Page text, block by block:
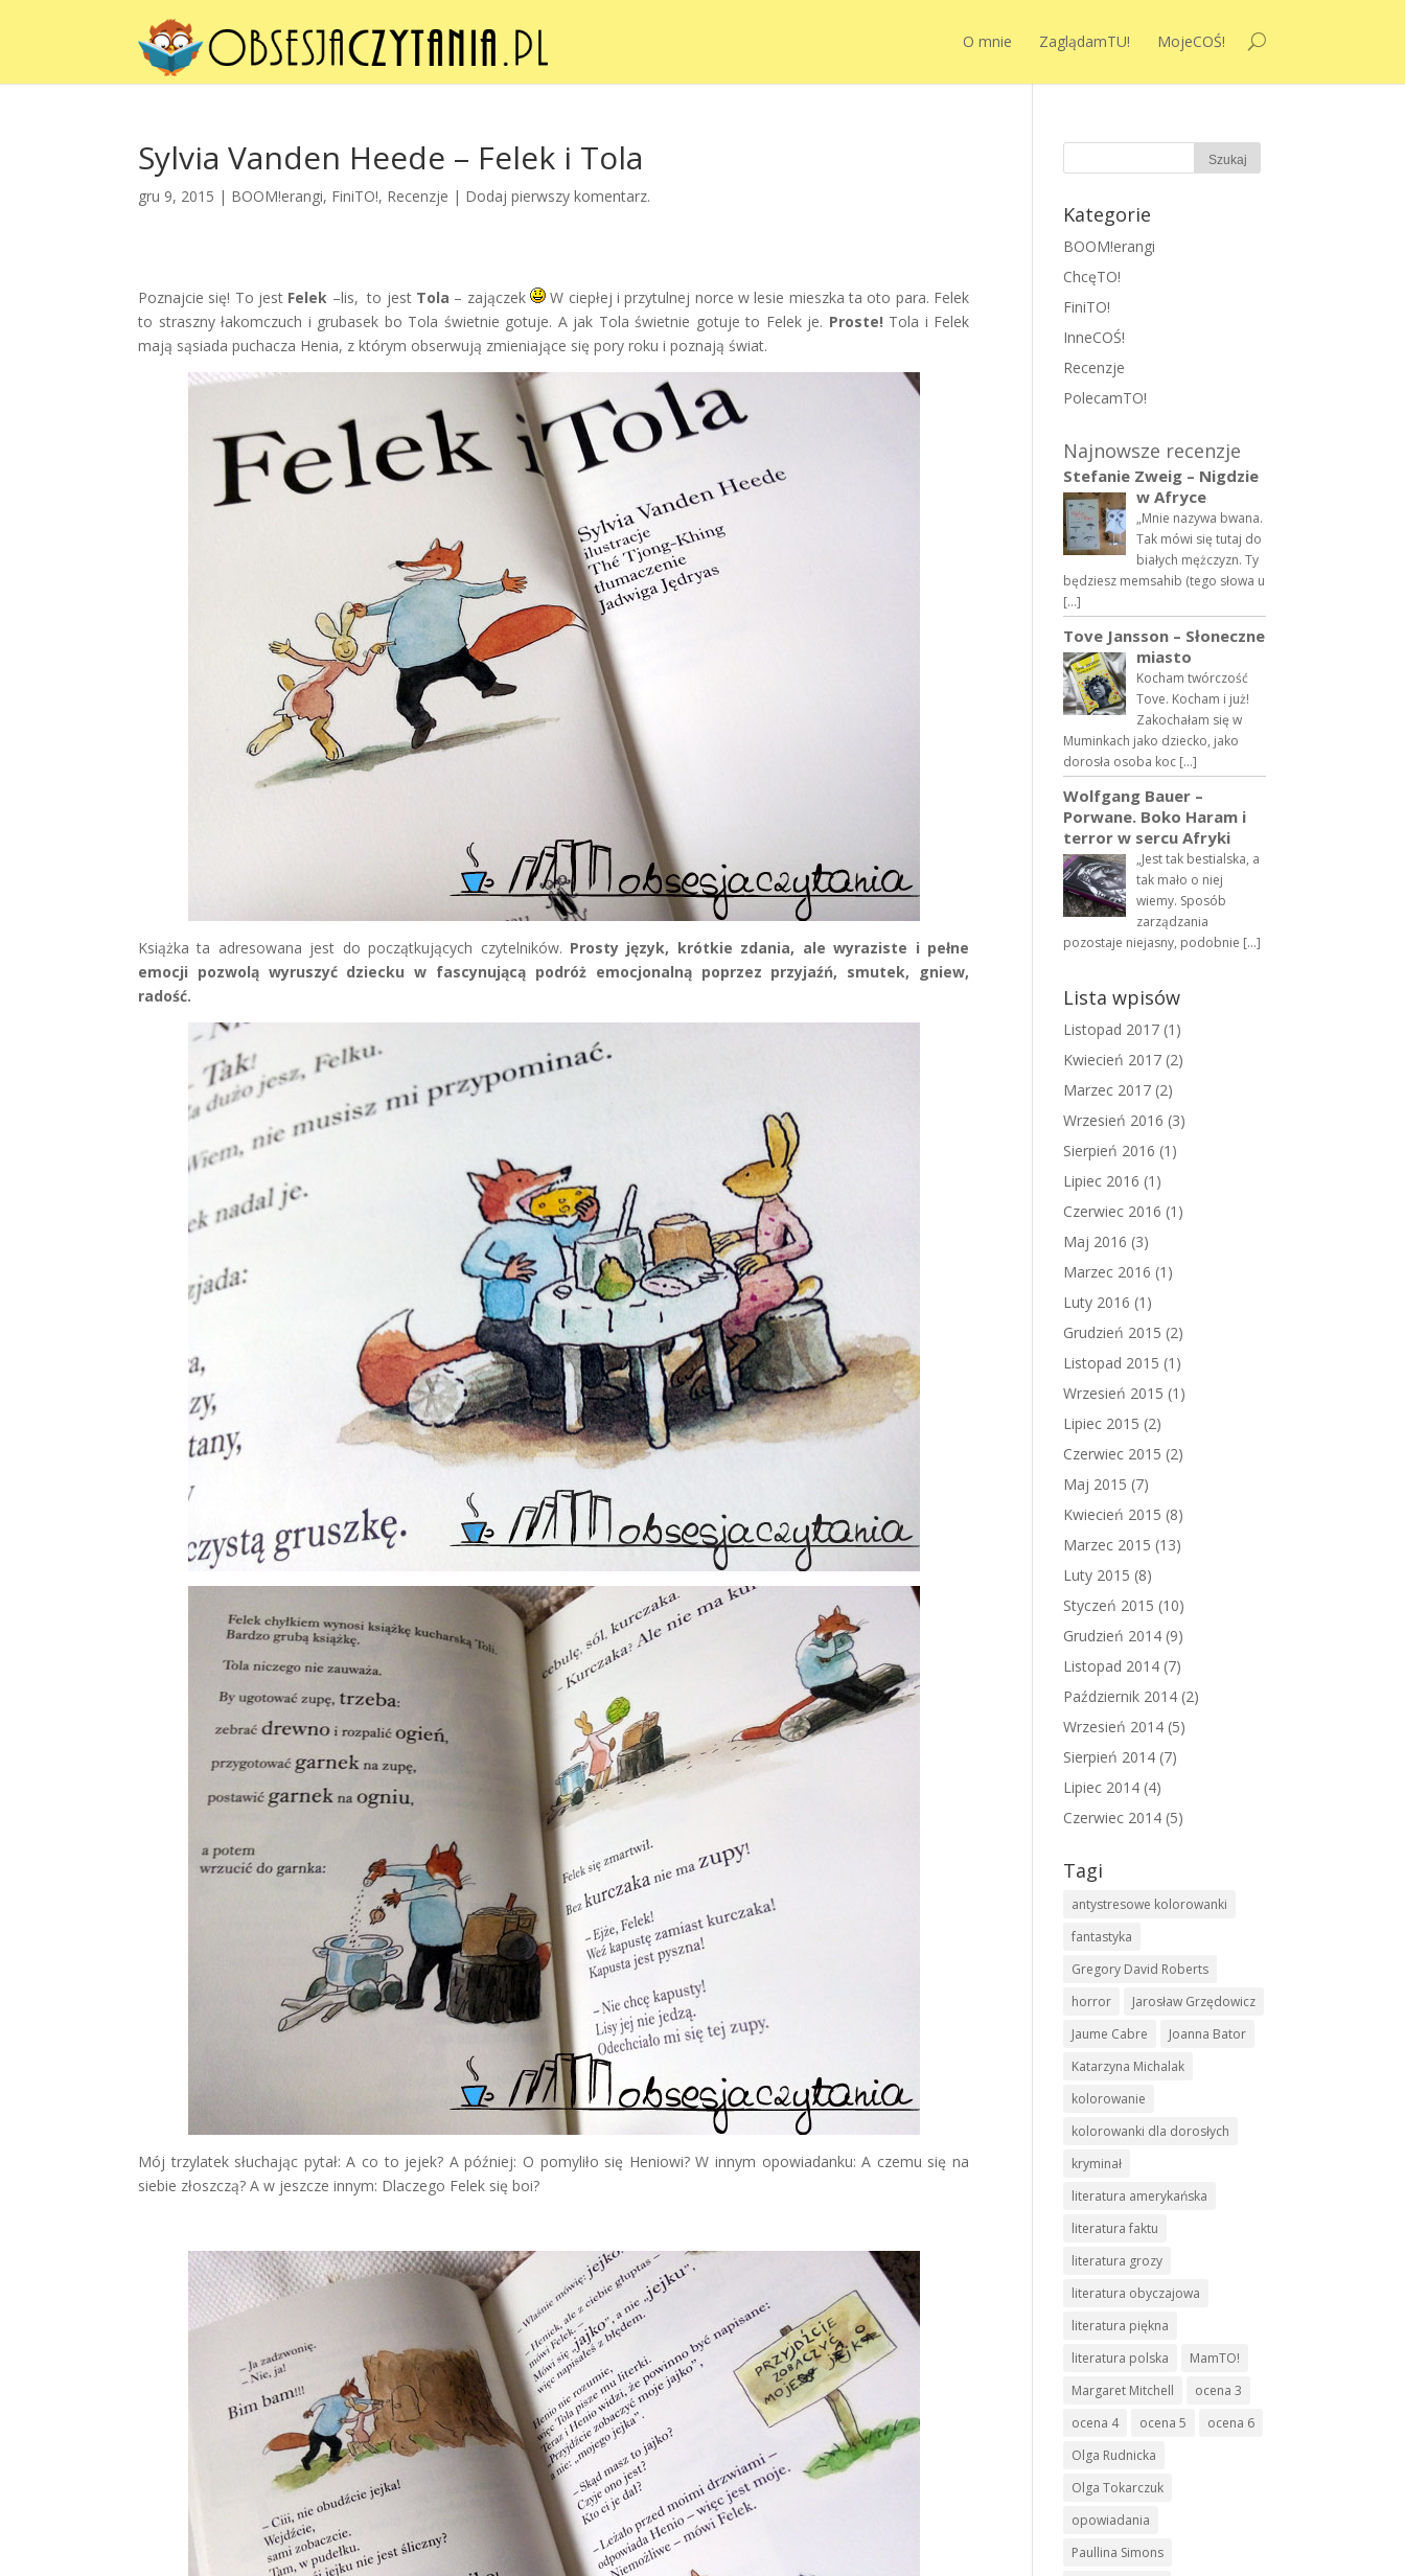
O mnie ZaglądamTU! MojeCOŚ!
Sylvia Vanden Heede – Felek i Tola
gru 9, 2015 | BOOM!erangi, FiniTO!, Recenzje | Dodaj pierwszy komentarz.
Poznajcie się! To jest Felek –lis, to jest Tola – zajączek
W ciepłej i przytulnej norce w lesie mieszka ta oto para. Felek
to straszny łakomczuch i grubasek bo Tola świetnie gotuje. A jak Tola świetnie gotuje to Felek je. Proste! Tola i Felek
mają sąsiada puchacza Henia, z którym obserwują zmieniające się pory roku i poznają świat.
Książka ta adresowana jest do początkujących czytelników. Prosty język, krótkie zdania, ale wyraziste i pełne
emocji pozwolą wyruszyć dziecku w fascynującą podróż emocjonalną poprzez przyjaźń, smutek, gniew,
radość.
Mój trzylatek słuchając pytał: A co to jejek? A później: O pomyliło się Heniowi? W innym opowiadanku: A czemu się na
siebie złoszczą? A w jeszcze innym: Dlaczego Felek się boi?
Kategorie
BOOM!erangi
ChcęTO!
FiniTO!
InneCOŚ!
Recenzje
PolecamTO!
Najnowsze recenzje
Stefanie Zweig – Nigdzie
w Afryce
„Mnie nazywa bwana.
Tak mówi się tutaj do
białych mężczyzn. Ty
będziesz memsahib (tego słowa u
[…]
Tove Jansson – Słoneczne
miasto
Kocham twórczość
Tove. Kocham i już!
Zakochałam się w
Muminkach jako dziecko, jako
dorosła osoba koc […]
Wolfgang Bauer –
Porwane. Boko Haram i
terror w sercu Afryki
„Jest tak bestialska, a
tak mało o niej
wiemy. Sposób
zarządzania
pozostaje niejasny, podobnie […]
Lista wpisów
Listopad 2017 (1)
Kwiecień 2017 (2)
Marzec 2017 (2)
Wrzesień 2016 (3)
Sierpień 2016 (1)
Lipiec 2016 (1)
Czerwiec 2016 (1)
Maj 2016 (3)
Marzec 2016 (1)
Luty 2016 (1)
Grudzień 2015 (2)
Listopad 2015 (1)
Wrzesień 2015 (1)
Lipiec 2015 (2)
Czerwiec 2015 (2)
Maj 2015 (7)
Kwiecień 2015 (8)
Marzec 2015 (13)
Luty 2015 (8)
Styczeń 2015 (10)
Grudzień 2014 (9)
Listopad 2014 (7)
Październik 2014 (2)
Wrzesień 2014 (5)
Sierpień 2014 (7)
Lipiec 2014 (4)
Czerwiec 2014 (5)
Tagi
antystresowe kolorowanki
fantastyka
Gregory David Roberts
horror
Jarosław Grzędowicz
Jaume Cabre
Joanna Bator
Katarzyna Michalak
kolorowanie
kolorowanki dla dorosłych
kryminał
literatura amerykańska
literatura faktu
literatura grozy
literatura obyczajowa
literatura piękna
literatura polska
MamTO!
Margaret Mitchell
ocena 3
ocena 4
ocena 5
ocena 6
Olga Rudnicka
Olga Tokarczuk
opowiadania
Paullina Simons